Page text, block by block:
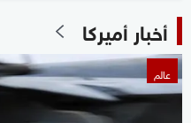
أخبار أميركا
عالم